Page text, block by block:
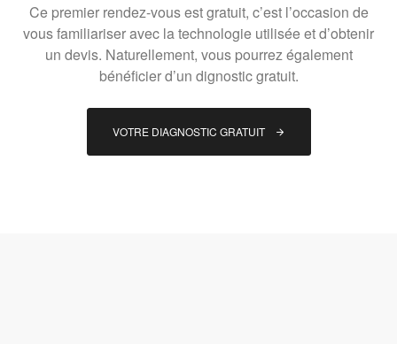
Ce premier rendez-vous est gratuit, c’est l’occasion de
vous familiariser avec la technologie utilisée et d’obtenir
un devis. Naturellement, vous pourrez également
bénéficier d’un dignostic gratuit.
VOTRE DIAGNOSTIC GRATUIT